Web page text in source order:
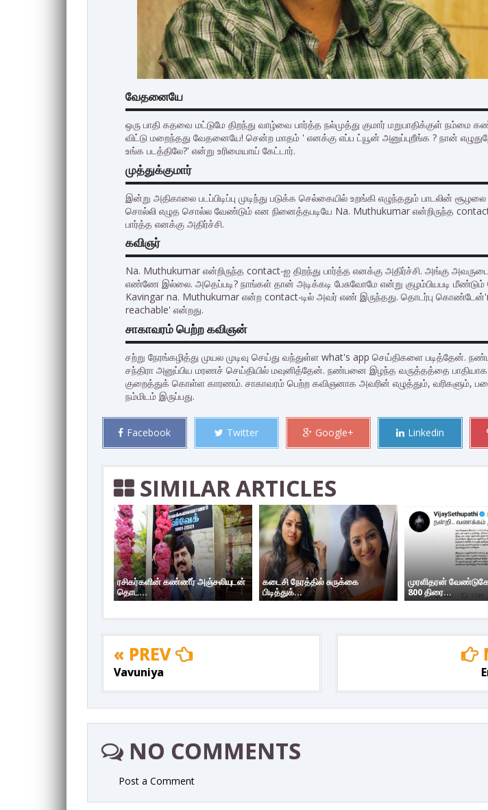
வேதனையே
ஒரு பாதி கதவை மட்டுமே திறந்து வாழ்வை பார்த்த நல்முத்து குமார் மறுபாதிக்குள் நம்மை
விட்டு மறைந்தது வேதனையே! சென்ற மாதம் ' எனக்கு எப்ப ட்யூன் அனுப்புறீங்க ? நான்
உங்க படத்திலே?' என்று உரிமையாய் கேட்டார்.
முத்துக்குமார்
இன்று அதிகாலை படப்பிடிப்பு முடிந்து படுக்க செல்கையில் உறங்கி எழுந்ததும் பாடலின்
சொல்லி எழுத சொல்ல வேண்டும் என நினைத்தபடியே Na. Muthukumar என்றிருந்த
பார்த்த எனக்கு அதிர்ச்சி.
கவிஞர்
Na. Muthukumar என்றிருந்த contact-ஐ திறந்து பார்த்த எனக்கு அதிர்ச்சி. அங்கு
எண்ணே இல்லை. அதெப்படி? நாங்கள் தான் அடிக்கடி பேசுவோமே என்று குழம்பியபடி மீண்டும்
Kavingar na. Muthukumar என்ற contact-டில் அவர் எண் இருந்தது. தொடர்பு
reachable' என்றது.
சாகாவரம் பெற்ற கவிஞன்
சற்று நேரங்கழித்து முயல முடிவு செய்து வந்துள்ள what's app செய்திகளை படித்தேன்.
சந்திரா அனுப்பிய மரணச் செய்தியில் மவுனித்தேன். நண்பனை இழந்த வருத்தத்தை பாதியாக
குறைத்துக் கொள்ள காரணம். சாகாவரம் பெற்ற கவிஞனாக அவரின் எழுத்தும், வரிகளும்,
நம்மிடம் இருப்பது.
Facebook Twitter Google+ Linkedin
SIMILAR ARTICLES
ரசிகர்களின் கண்ணீர் அஞ்சலியுடன்
தொட...
கடைசி நேரத்தில் சுருக்கை
பிடித்துக்...
முரளிதரன்
800 திரை...
« PREV
Vavuniya
NO COMMENTS
Post a Comment